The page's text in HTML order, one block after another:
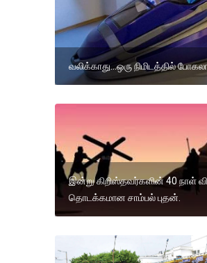
வலிக்காது...ஒரு நிமிடத்தில்
இன்று கிறிஸ்தவர்களின் 40 நாள்
தொடக்கமான சாம்பல் புதன்.